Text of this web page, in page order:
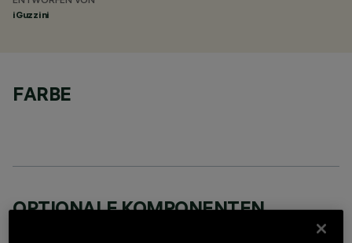
iGuzzini
FARBE
OPTIONALE KOMPONENTEN